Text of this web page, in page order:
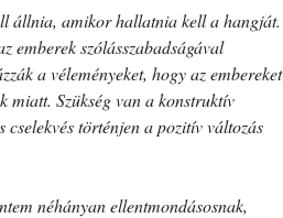
állnia, amikor hallatnia kell a hangját.
emberek szólásszabadságával
a véleményeket, hogy az embereket
miatt. Szükség van a konstruktív
cselekvés történjen a pozitív változás
néhányan ellentmondásosnak,